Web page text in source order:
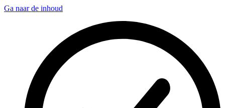
Ga naar de inhoud